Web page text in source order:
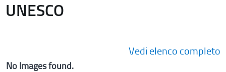
UNESCO
Vedi elenco completo
No Images found.